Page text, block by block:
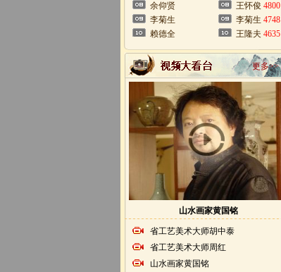
余仰贤
李菊生
赖德全
王怀俊 4800
李菊生 4748
王隆夫 4635
更多>>
山水画家黄国铭
省工艺美术大师胡中泰
省工艺美术大师周红
山水画家黄国铭